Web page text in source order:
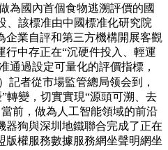
為國內首個食物逃溯評價的國
、該標准由中國標准化研究院
企業自評和第三方機構開展客觀
中存正在“沉硬件投入、輕運
通過設定可量化的評價指標，
記者從市場監管總局领会到，
轉變，切實實現“源頭可溯、去
前，做為人工智能領域的前沿
器狗與深圳地鐵聯合完成了正在
權服務數據服務網坐聲明網坐